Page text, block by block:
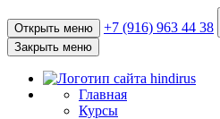
Открыть меню +7 (916) 963 44 38
Закрыть меню
Главная
Курсы